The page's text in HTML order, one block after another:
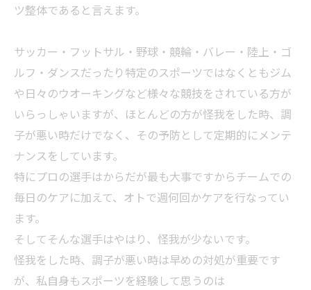
ツ整体であると言えます。
サッカー・フットサル・野球・競輪・バレー・陸上・ゴ
ルフ・ダンスだったり特定のスポーツではなくともジム
や日々のウオーキングなど様々な競技をされている方が
いらっしゃいますが、ほとんどの方が怪我をした時、調
子が悪い時だけでなく、その予防として定期的にメンテ
ナンスをしています。
特にプロの選手はからだが最も大事ですからチームでの
毎日のケアに加えて、オトで週何回かケアを行なってい
ます。
そしてそんな選手はやはり、怪我が少ないです。
怪我をした時、調子が悪い時は早めの対処が重要です
が、私自身もスポーツを経験して思うのは